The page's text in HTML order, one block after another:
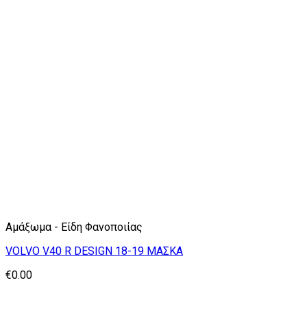
Αμάξωμα - Είδη Φανοποιίας
VOLVO V40 R DESIGN 18-19 ΜΑΣΚΑ
€0.00